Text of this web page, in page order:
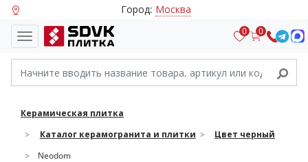
Город: Москва
0 0
Керамическая плитка
Каталог керамогранита и плитки
Цвет черный
Neodom